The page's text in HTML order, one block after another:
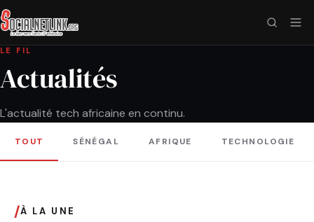
LE FIL
Actualités
L'actualité tech africaine en continu.
TOUT SÉNÉGAL AFRIQUE TECHNOLOGIE
/À LA UNE